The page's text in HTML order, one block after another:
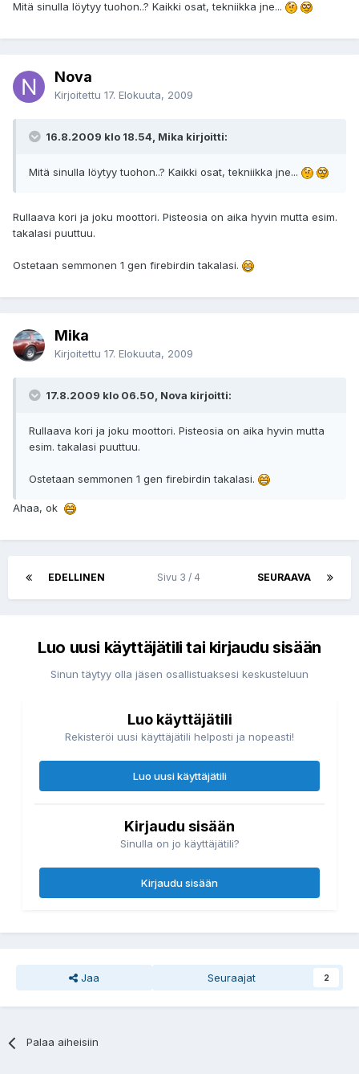
Mitä sinulla löytyy tuohon..? Kaikki osat, tekniikka jne...
Nova
Kirjoitettu 17. Elokuuta, 2009
16.8.2009 klo 18.54, Mika kirjoitti:
Mitä sinulla löytyy tuohon..? Kaikki osat, tekniikka jne...
Rullaava kori ja joku moottori. Pisteosia on aika hyvin mutta esim.
takalasi puuttuu.
Ostetaan semmonen 1 gen firebirdin takalasi.
Mika
Kirjoitettu 17. Elokuuta, 2009
17.8.2009 klo 06.50, Nova kirjoitti:
Rullaava kori ja joku moottori. Pisteosia on aika hyvin mutta
esim. takalasi puuttuu.
Ostetaan semmonen 1 gen firebirdin takalasi.
Ahaa, ok
EDELLINEN SEURAAVA
Sivu 3 / 4
Luo uusi käyttäjätili tai kirjaudu sisään
Sinun täytyy olla jäsen osallistuaksesi keskusteluun
Luo käyttäjätili
Rekisteröi uusi käyttäjätili helposti ja nopeasti!
Luo uusi käyttäjätili
Kirjaudu sisään
Sinulla on jo käyttäjätili?
Kirjaudu sisään
Jaa Seuraajat 2
Palaa aiheisiin